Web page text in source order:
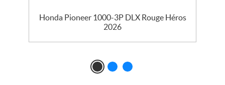
Honda Pioneer 1000-3P DLX Rouge Héros
2026